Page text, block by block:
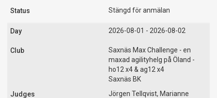
Stängd för anmälan
2026-08-01 - 2026-08-02
Saxnäs Max Challenge - en
maxad agilityhelg på Öland -
ho12 x4 & ag12 x4
Saxnäs BK
Jörgen Tellqvist, Marianne